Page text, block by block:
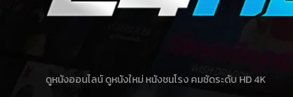
ดูหนังออนไลน์ ดูหนังใหม่ หนังชนโรง คมชัดระดับ HD 4K